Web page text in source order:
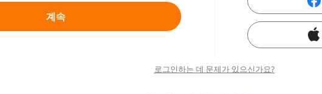
계속
로그인하는 데 문제가 있으신가요?